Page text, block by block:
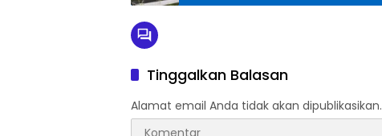
Tinggalkan Balasan
Alamat email Anda tidak akan dipublikasikan.